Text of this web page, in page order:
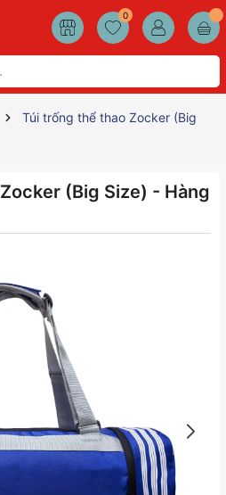
0
Túi trống thể thao Zocker (Big
(Big Size) - Hàng